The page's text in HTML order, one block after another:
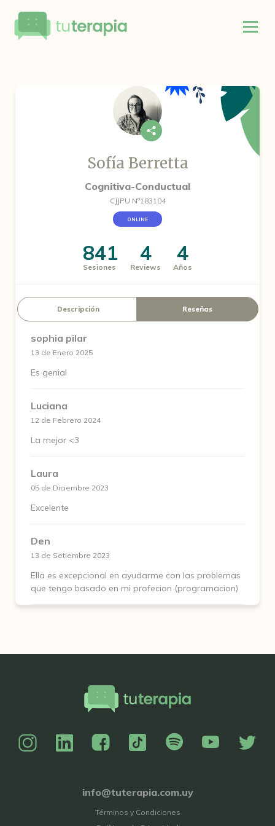
Sofía Berretta
Cognitiva-Conductual
CJJPU Nº183104
ONLINE
841
Sesiones
4
Reviews
4
Años
Descripción Reseñas
sophia pilar
13 de Enero 2025
Es genial
Luciana
12 de Febrero 2024
La mejor <3
Laura
05 de Diciembre 2023
Excelente
Den
13 de Setiembre 2023
Ella es excepcional en ayudarme con las problemas
que tengo basado en mi profecion (programacion)
info@tuterapia.com.uy
Términos y Condiciones